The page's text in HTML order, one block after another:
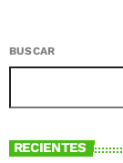
BUSCAR
RECIENTES